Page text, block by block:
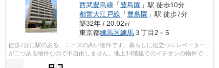
西武豊島線 「豊島園 」駅 徒歩10分
都営大江戸線 「豊島園 」駅 徒歩7分
築32年 / 20.02㎡
東京都練馬区練馬３丁目2－5
徒歩7分に駅のある、ニーズの高い物件です。暮らしに役立つエレベーター
が二つある物件なので不自由しません。地上14階建てのイチオシの物件で
す。造りとデザインに関して、自信をもっ...